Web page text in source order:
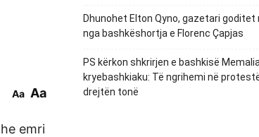
Aa Aa
emri
Dhunohet Elton Qyno, gazetari goditet
nga bashkëshortja e Florenc Çapjas
PS kërkon shkrirjen e bashkisë
kryebashkiaku: Të ngrihemi në
drejtën tonë